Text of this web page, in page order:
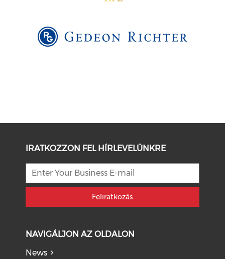
IRATKOZZON FEL HÍRLEVELÜNKRE
Feliratkozás
NAVIGÁLJON AZ OLDALON
News